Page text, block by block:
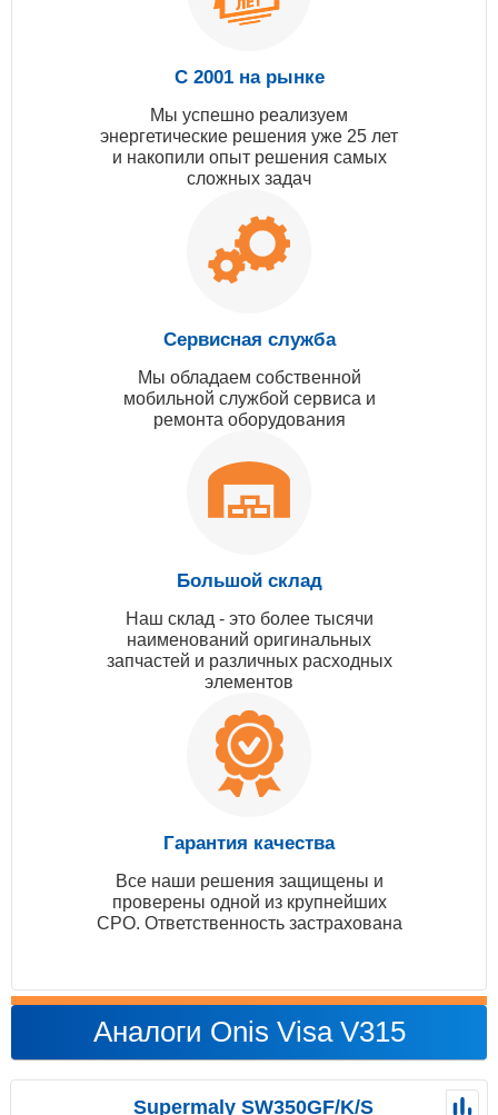
С 2001 на рынке
Мы успешно реализуем
энергетические решения уже 25 лет
и накопили опыт решения самых
сложных задач
Сервисная служба
Мы обладаем собственной
мобильной службой сервиса и
ремонта оборудования
Большой склад
Наш склад - это более тысячи
наименований оригинальных
запчастей и различных расходных
элементов
Гарантия качества
Все наши решения защищены и
проверены одной из крупнейших
СРО. Ответственность застрахована
Аналоги Onis Visa V315
Supermaly SW350GF/K/S